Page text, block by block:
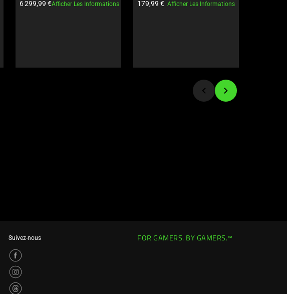
Prix du produit:
6 299,99 €Afficher Les Informations Prix du produit:
179,99 € Afficher Les Informations
Suivez-nous FOR GAMERS. BY GAMERS.™